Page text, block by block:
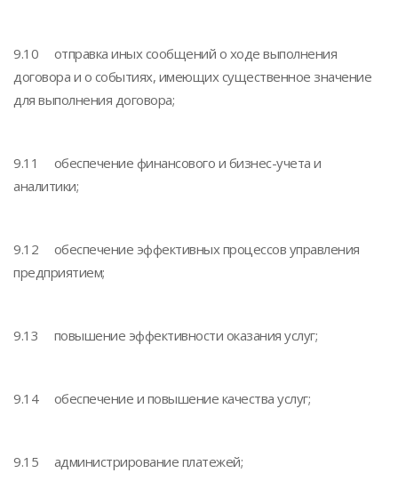
9.10 отправка иных сообщений о ходе выполнения
договора и о событиях, имеющих существенное значение
для выполнения договора;
9.11 обеспечение финансового и бизнес-учета и
аналитики;
9.12 обеспечение эффективных процессов управления
предприятием;
9.13 повышение эффективности оказания услуг;
9.14 обеспечение и повышение качества услуг;
9.15 администрирование платежей;